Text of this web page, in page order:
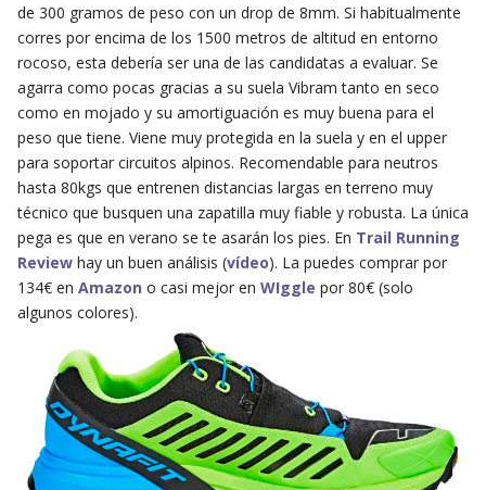
de 300 gramos de peso con un drop de 8mm. Si habitualmente
corres por encima de los 1500 metros de altitud en entorno
rocoso, esta debería ser una de las candidatas a evaluar. Se
agarra como pocas gracias a su suela Vibram tanto en seco
como en mojado y su amortiguación es muy buena para el
peso que tiene. Viene muy protegida en la suela y en el upper
para soportar circuitos alpinos. Recomendable para neutros
hasta 80kgs que entrenen distancias largas en terreno muy
técnico que busquen una zapatilla muy fiable y robusta. La única
pega es que en verano se te asarán los pies. En Trail Running
Reviewhay un buen análisis (vídeo). La puedes comprar por
134€ en Amazon o casi mejor en WIggle por 80€ (solo
algunos colores).